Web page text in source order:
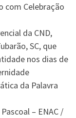
com Celebração
da CND,
SC, que
nos dias de
da Palavra
– ENAC /